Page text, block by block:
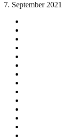
7. September 2021